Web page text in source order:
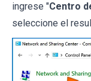
ingrese "Centro
seleccione el